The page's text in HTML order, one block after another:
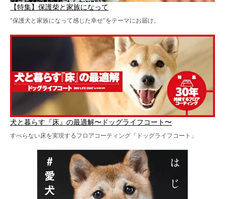
【特集】保護柴と家族になって
“保護犬と家族になって感じた幸せ”をテーマにお届け。
犬と暮らす『床』の最適解〜ドッグライフコート〜
すべらない床を実現するフロアコーティング「ドッグライフコート」